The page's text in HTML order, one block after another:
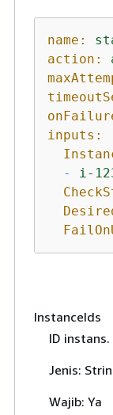
name:
action:
inputs:
-
i-
InstanceIds
ID instans.
Jenis:
Wajib: Ya